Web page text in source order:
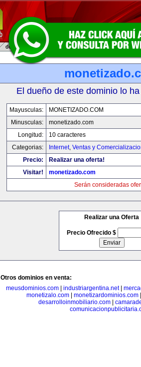
El dueño de este dominio lo
Mayusculas:
MONETIZADO.COM
Minusculas:
monetizado.com
Longitud:
10 caracteres
Categorias:
Internet, Ventas y
Precio:
Realizar una oferta!
Visitar!
monetizado.com
Serán consideradas
Realizar una Oferta
Precio Ofrecido $
Otros dominios en venta:
meusdominios.com| industriargentina.net|
monetizalo.com| monetizardominios.com
desarrolloinmobiliario.com